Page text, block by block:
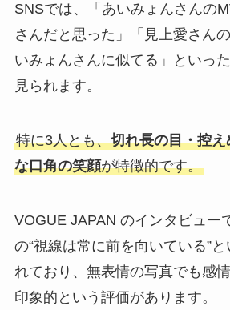
SNSでは、「あいみょんさんの
さんだと思った」「見上愛さん
いみょんさんに似てる」といっ
見られます。
特に3人とも、切れ長の目・控
な口角の笑顔が特徴的です。
VOGUE JAPAN のインタビュー
の“視線は常に前を向いている”
れており、無表情の写真でも感
印象的という評価があります。